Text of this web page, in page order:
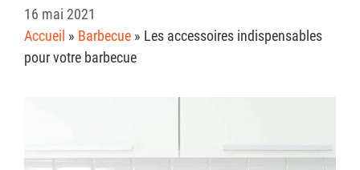
16 mai 2021
Accueil » Barbecue » Les accessoires indispensables
pour votre barbecue